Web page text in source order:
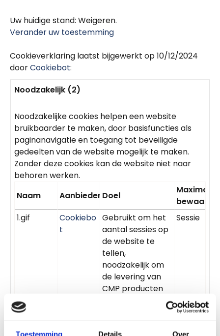
Toestemming Details Over
Uw huidige stand: Weigeren.
Verander uw toestemming
Cookieverklaring laatst bijgewerkt op 10/12/2024
doorCookiebot:
Noodzakelijk (2)
Noodzakelijke cookies helpen een website
bruikbaarder te maken, door basisfuncties als
paginanavigatie en toegang tot beveiligde
gedeelten van de website mogelijk te maken.
Zonder deze cookies kan de website niet naar
behoren werken.
Naam
Aanbieder Doel
Maximale
1.gif
Cookiebo
t
Gebruikt om het
aantal sessies op
de website te
tellen,
noodzakelijk om
de levering van
CMP producten
te optimaliseren.
Sessie
nsent
cookiestatus van
1 jaar